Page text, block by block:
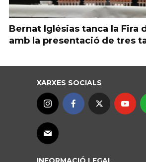
Bernat Iglésias tanca la Fira
amb la presentació de tres
XARXES SOCIALS